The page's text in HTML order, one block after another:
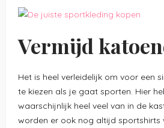
Vermijd
Het is heel verleidelijk om voor een
te kiezen als je gaat sporten. Hier
waarschijnlijk heel veel van in de
worden er ook nog altijd sportshirts